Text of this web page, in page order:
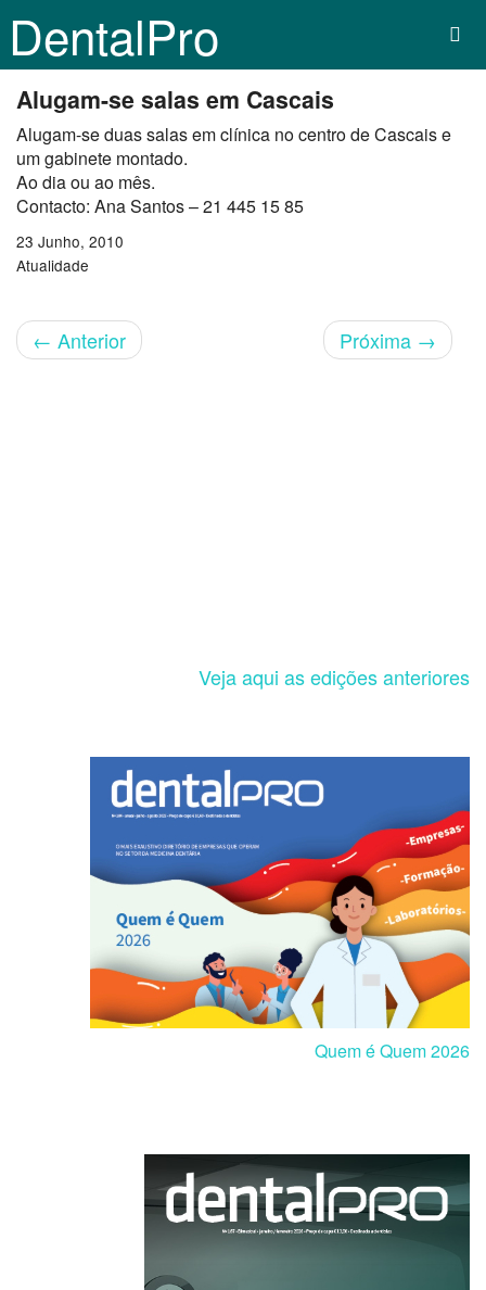
DentalPro
Alugam-se salas em Cascais
Alugam-se duas salas em clínica no centro de Cascais e
um gabinete montado.
Ao dia ou ao mês.
Contacto: Ana Santos – 21 445 15 85
23 Junho, 2010
Atualidade
← Anterior Próxima →
Veja aqui as edições anteriores
Quem é Quem 2026